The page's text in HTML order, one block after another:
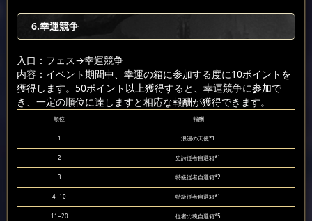
6.幸運競争
入口：フェス→幸運競争
内容：イベント期間中、幸運の箱に参加する度に10ポイントを
獲得します。50ポイント以上獲得すると、幸運競争に参加で
き、一定の順位に達しますと相応な報酬が獲得できます。
順位 報酬
1 浪漫の天使*1
2 史詩従者自選箱*1
3 特級従者自選箱*2
4~10 特級従者自選箱*1
11~20 従者の魂自選箱*5